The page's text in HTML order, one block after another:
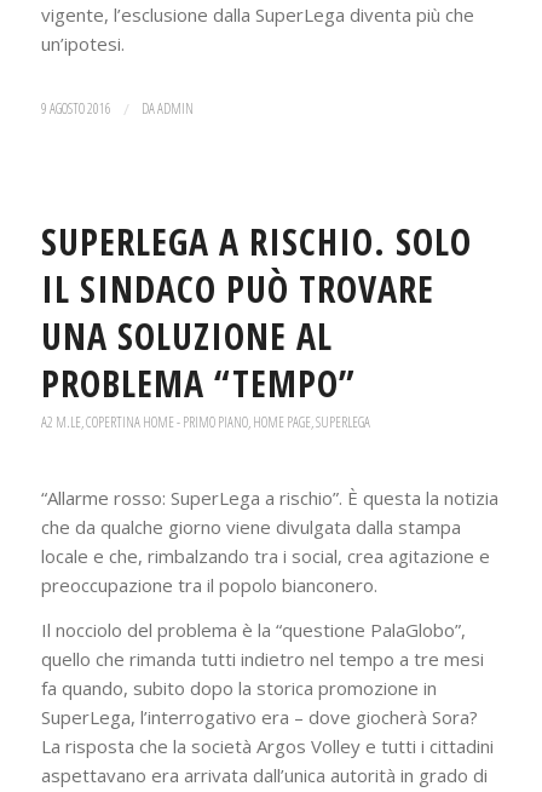
vigente, l’esclusione dalla SuperLega diventa più che
un’ipotesi.
9 AGOSTO 2016 / DAADMIN
SUPERLEGA A RISCHIO. SOLO
IL SINDACO PUÒ TROVARE
UNA SOLUZIONE AL
PROBLEMA “TEMPO”
A2 M.LE,COPERTINA HOME - PRIMO PIANO,HOME PAGE,SUPERLEGA
“Allarme rosso: SuperLega a rischio”. È questa la notizia
che da qualche giorno viene divulgata dalla stampa
locale e che, rimbalzando tra i social, crea agitazione e
preoccupazione tra il popolo bianconero.
Il nocciolo del problema è la “questione PalaGlobo”,
quello che rimanda tutti indietro nel tempo a tre mesi
fa quando, subito dopo la storica promozione in
SuperLega, l’interrogativo era – dove giocherà Sora?
La risposta che la società Argos Volley e tutti i cittadini
aspettavano era arrivata dall’unica autorità in grado di